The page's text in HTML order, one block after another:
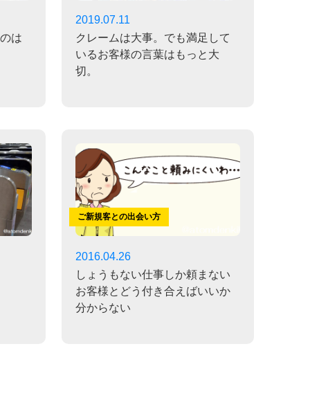
は
2019.07.11
クレームは大事。でも満足して
いるお客様の言葉はもっと大
切。
ご新規客との出会い方
2016.04.26
しょうもない仕事しか頼まない
お客様とどう付き合えばいいか
分からない